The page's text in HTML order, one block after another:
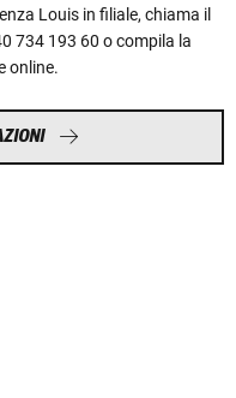
Louis in filiale, chiama il
734 193 60 o compila la
online.